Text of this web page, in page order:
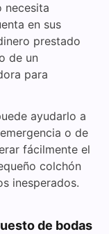
necesita
en sus
prestado
de un
para
ayudarlo a
o de
fácilmente el
colchón
inesperados.
de bodas